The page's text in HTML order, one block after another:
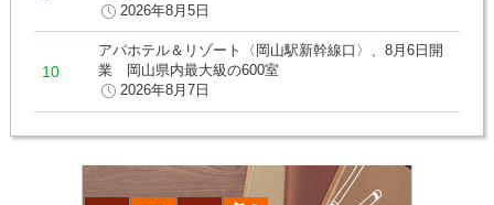
2026年8月5日
アパホテル＆リゾート〈岡山駅新幹線口〉、8月6日開
業 岡山県内最大級の600室
2026年8月7日